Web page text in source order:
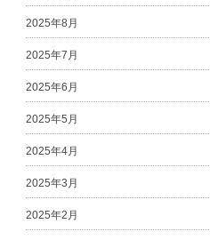
2025年8月
2025年7月
2025年6月
2025年5月
2025年4月
2025年3月
2025年2月